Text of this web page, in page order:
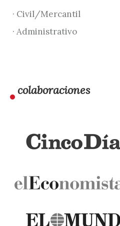
· Civil/Mercantil
· Administrativo
colaboraciones